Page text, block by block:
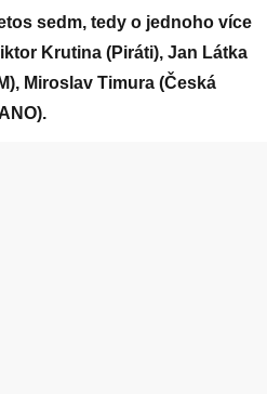
sedm, tedy o jednoho více
Krutina (Piráti), Jan Látka
Miroslav Timura (Česká